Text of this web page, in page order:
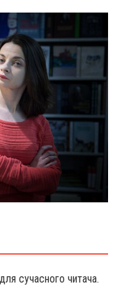
сучасного читача.